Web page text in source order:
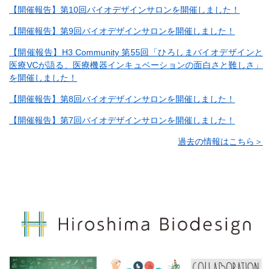
【開催報告】第10回バイオデザインサロンを開催しました！
【開催報告】第9回バイオデザインサロンを開催しました！
【開催報告】H3 Community 第55回「ひろしまバイオデザインと
医療VCが語る、医療機器インキュベーションの面白さと難しさ」
を開催しました！
【開催報告】第8回バイオデザインサロンを開催しました！
【開催報告】第7回バイオデザインサロンを開催しました！
過去の情報はこちら＞